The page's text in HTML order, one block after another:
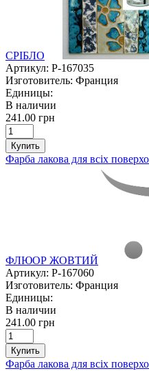
СРІБЛО
Артикул: P-167035
Изготовитель: Франция
Единицы:
В наличии
241.00 грн
Купить
Фарба лакова для всіх
ФЛЮОР ЖОВТИЙ
Артикул: P-167060
Изготовитель: Франция
Единицы:
В наличии
241.00 грн
Купить
Фарба лакова для всіх